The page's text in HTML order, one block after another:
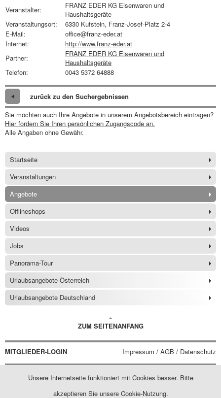
Veranstalter:
FRANZ EDER KG Eisenwaren und
Haushaltsgeräte
Veranstaltungsort:
6330 Kufstein, Franz-Josef-Platz 2-4
E-Mail:
office@franz-eder.at
Internet:
http://www.franz-eder.at
Partner:
FRANZ EDER KG Eisenwaren und
Haushaltsgeräte
Telefon:
0043 5372 64888
zurück zu den Suchergebnissen
Sie möchten auch Ihre Angebote in unserem Angebotsbereich eintragen?
Hier fordern Sie Ihren persönlichen Zugangscode an.
Alle Angaben ohne Gewähr.
Startseite
Veranstaltungen
Angebote
Offlineshops
Videos
Jobs
Panorama-Tour
Urlaubsangebote Österreich
Urlaubsangebote Deutschland
ZUM SEITENANFANG
MITGLIEDER-LOGIN Impressum / AGB / Datenschutz
Unsere Internetseite funktioniert mit Cookies besser. Bitte
akzeptieren Sie unsere Cookie-Nutzung.